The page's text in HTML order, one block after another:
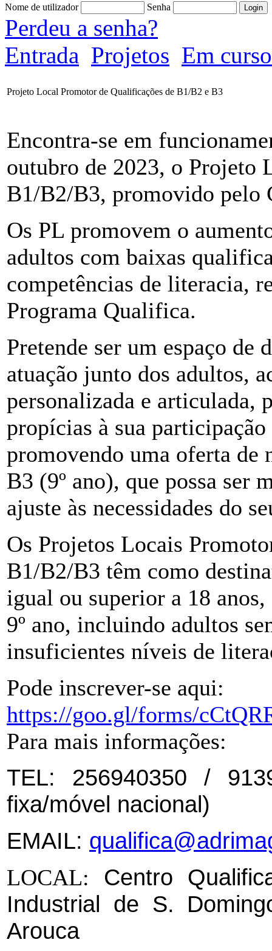
Nome de utilizador Senha
Perdeu a senha?
Entrada Projetos Em curso
Projeto Local Promotor de Qualificações de B1/B2 e B3
Encontra-se em
outubro de 2023, o Projeto
B1/B2/B3, promovido
Os PL promovem o
adultos com baixas
competências de literacia,
Programa Qualifica.
Pretende ser um espaço de
atuação junto dos adultos,
personalizada e articulada,
propícias à sua
promovendo uma oferta de
B3 (9º ano), que possa ser
ajuste às necessidades do
Os Projetos Locais
B1/B2/B3 têm como
igual ou superior a 18
9º ano, incluindo adultos
insuficientes níveis de
Pode inscrever-se aqui:
https://goo.gl/forms/
Para mais informações:
TEL: 256940350 /
fixa/móvel nacional)
EMAIL:
LOCAL: Centro
Industrial de S.
Arouca